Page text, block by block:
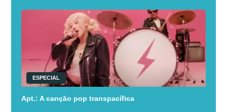
ESPECIAL
Apt.: A canção pop transpacífica